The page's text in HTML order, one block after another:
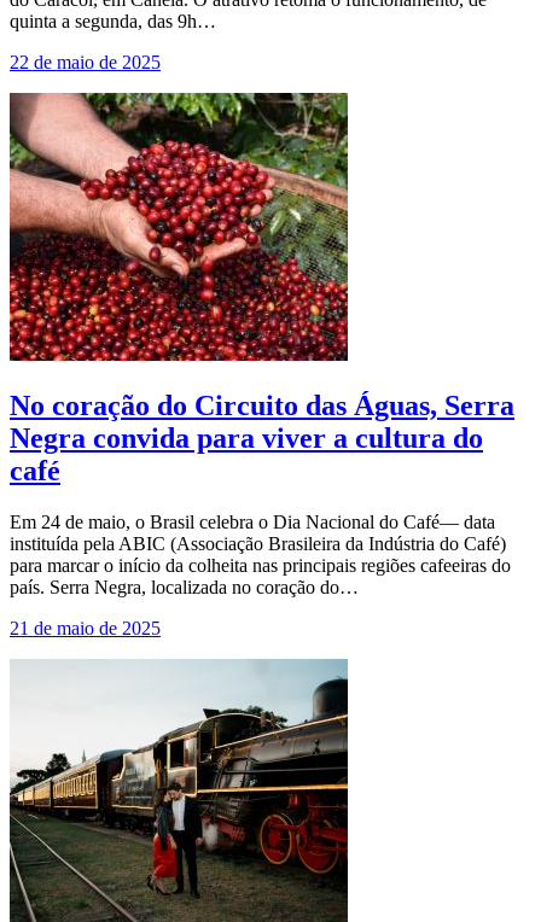
quinta a segunda, das 9h…
22 de maio de 2025
No coração do Circuito das Águas, Serra
Negra convida para viver a cultura do
café
Em 24 de maio, o Brasil celebra o Dia Nacional do Café— data
instituída pela ABIC (Associação Brasileira da Indústria do Café)
para marcar o início da colheita nas principais regiões cafeeiras do
país. Serra Negra, localizada no coração do…
21 de maio de 2025